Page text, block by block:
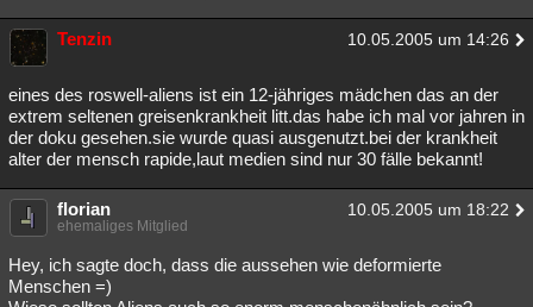
Tenzin 10.05.2005 um 14:26
eines des roswell-aliens ist ein 12-jähriges mädchen das an der
extrem seltenen greisenkrankheit litt.das habe ich mal vor jahren in
der doku gesehen.sie wurde quasi ausgenutzt.bei der krankheit
alter der mensch rapide,laut medien sind nur 30 fälle bekannt!
florian 10.05.2005 um 18:22
ehemaliges Mitglied
Hey, ich sagte doch, dass die aussehen wie deformierte
Menschen =)